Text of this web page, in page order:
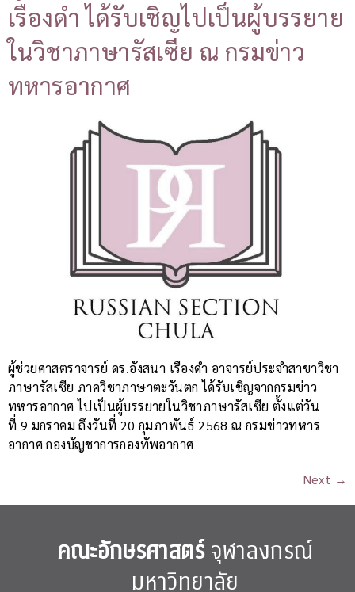
เรืองดำ ได้รับเชิญไปเป็นผู้บรรยาย
ในวิชาภาษารัสเซีย ณ กรมข่าว
ทหารอากาศ
ผู้ช่วยศาสตราจารย์ ดร.อังสนา เรืองดำ อาจารย์ประจำสาขาวิชา
ภาษารัสเซีย ภาควิชาภาษาตะวันตก ได้รับเชิญจากกรมข่าว
ทหารอากาศ ไปเป็นผู้บรรยายในวิชาภาษารัสเซีย ตั้งแต่วัน
ที่ 9 มกราคม ถึงวันที่ 20 กุมภาพันธ์ 2568 ณ กรมข่าวทหาร
อากาศ กองบัญชาการกองทัพอากาศ
Next →
คณะอักษรศาสตร์จุฬาลงกรณ์
มหาวิทยาลัย